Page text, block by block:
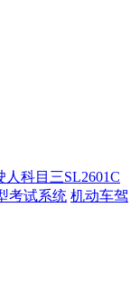
人科目三SL2601C
考试系统 机动车驾